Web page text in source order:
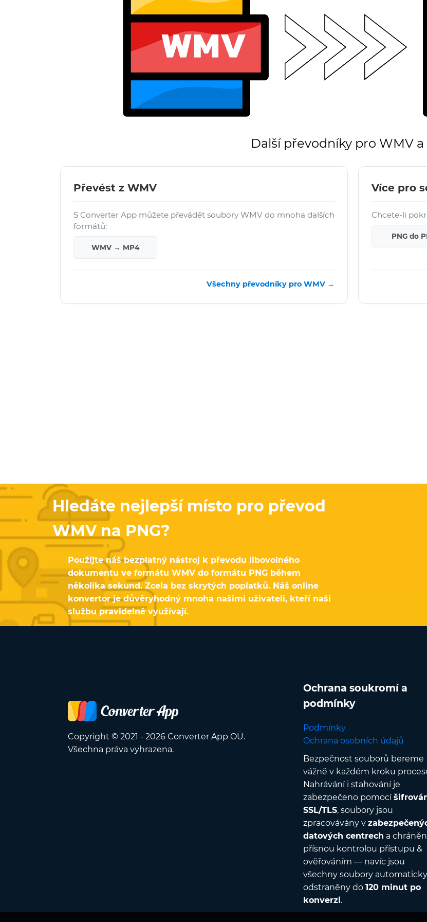
Další převodníky pro WMV a
Převést z WMV
S Converter App můžete převádět soubory WMV do mnoha dalších
formátů:
WMV → MP4
Všechny převodníky pro WMV →
Více pro
Chcete-li
PNG do
Hledáte nejlepší místo pro převod
WMV na PNG?
Použijte náš bezplatný nástroj k převodu libovolného
dokumentu ve formátu WMV do formátu PNG během
několika sekund. Zcela bez skrytých poplatků. Náš online
konvertor je důvěryhodný mnoha našimi uživateli, kteří naši
službu pravidelně využívají.
Copyright © 2021 - 2026 Converter App OÜ.
Všechna práva vyhrazena.
Ochrana soukromí a
podmínky
Podmínky
Ochrana osobních údajů
Bezpečnost souborů bereme
vážně v každém kroku
Nahrávání i stahování je
zabezpečeno pomocí
SSL/TLS, soubory jsou
zpracovávány v
datových centrech a
přísnou kontrolou přístupu &
ověřováním — navíc jsou
všechny soubory automaticky
odstraněny do 120 minut po
konverzi.